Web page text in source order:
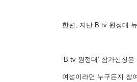
한편, 지난 B tv 원정대
‘B tv 원정대’ 참가신청
여성이라면 누구든지 참